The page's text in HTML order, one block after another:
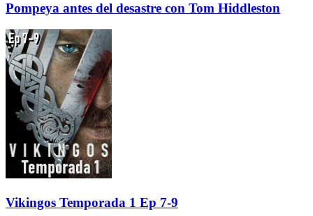
Pompeya antes del desastre con Tom Hiddleston
Vikingos Temporada 1 Ep 7-9